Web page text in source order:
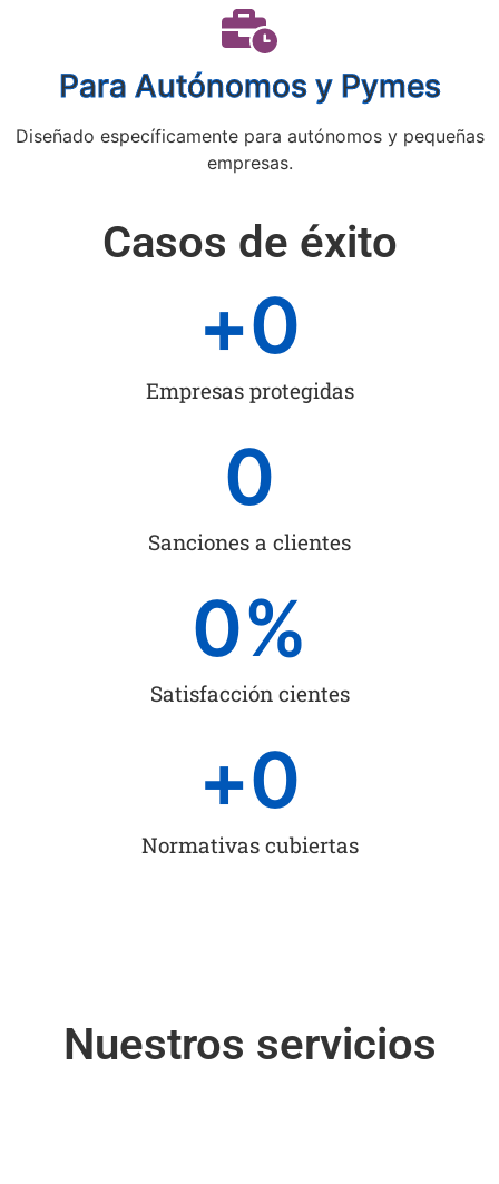
Para Autónomos y Pymes
Diseñado específicamente para autónomos y pequeñas
empresas.
Casos de éxito
Empresas protegidas
+0
Sanciones a clientes
0
Satisfacción cientes
0%
Normativas cubiertas
+0
Nuestros servicios